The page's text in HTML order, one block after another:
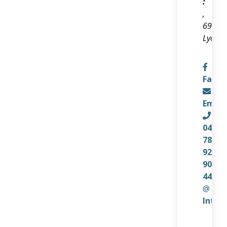
,
69002
Lyon
Email
04
78
92
90
44
@